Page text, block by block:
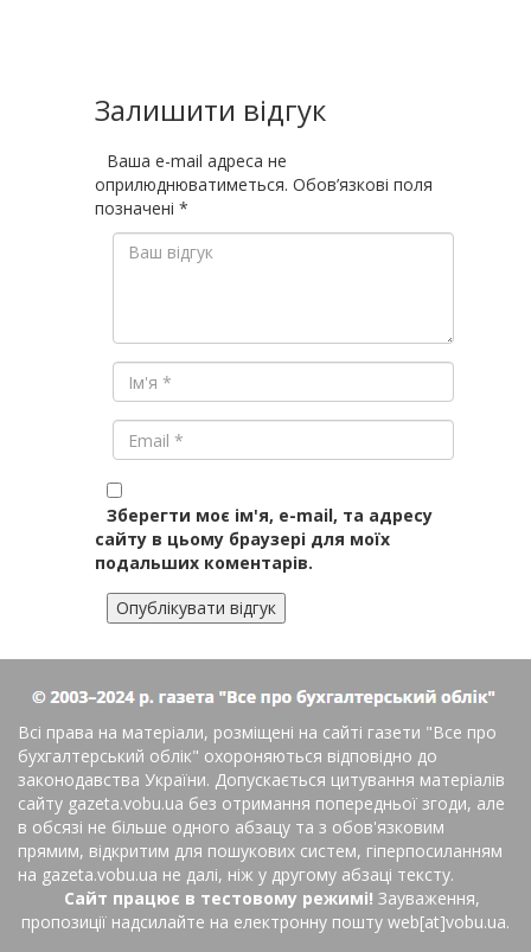
Залишити відгук
Ваша e-mail адреса не
оприлюднюватиметься. Обов’язкові поля
позначені *
Зберегти моє ім'я, e-mail, та адресу
сайту в цьому браузері для моїх
подальших коментарів.
Всі права на матеріали, розміщені на сайті газети "Все про
бухгалтерський облік" охороняються відповідно до
законодавства України. Допускається цитування матеріалів
сайту gazeta.vobu.ua без отримання попередньої згоди, але
в обсязі не більше одного абзацу та з обов'язковим
прямим, відкритим для пошукових систем, гіперпосиланням
на gazeta.vobu.ua не далі, ніж у другому абзаці тексту.
Сайт працює в тестовому режимі! Зауваження,
пропозиції надсилайте на електронну пошту web[at]vobu.ua.